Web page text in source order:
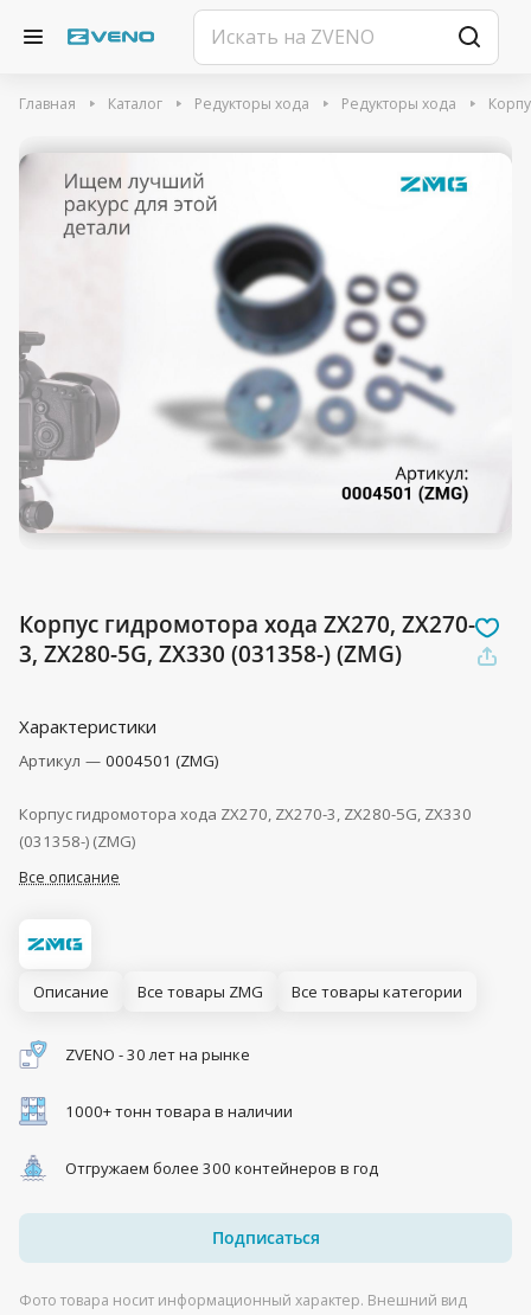
Главная Каталог Редукторы хода Редукторы хода
Корпус гидромотора хода ZX270, ZX270-
3, ZX280-5G, ZX330 (031358-) (ZMG)
Характеристики
Артикул — 0004501 (ZMG)
Корпус гидромотора хода ZX270, ZX270-3, ZX280-5G, ZX330
(031358-) (ZMG)
Все описание
Описание Все товары ZMG Все товары категории
ZVENO - 30 лет на рынке
1000+ тонн товара в наличии
Отгружаем более 300 контейнеров в год
Подписаться
Фото товара носит информационный характер. Внешний вид